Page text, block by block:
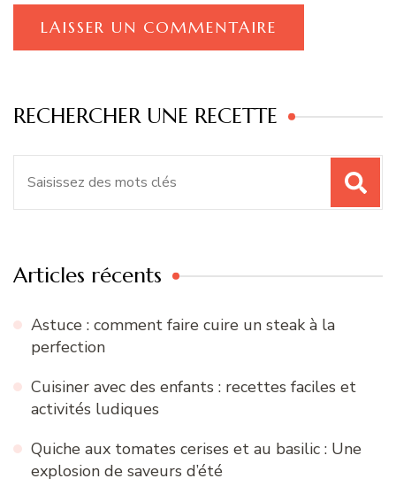
RECHERCHER UNE RECETTE
Articles récents
Astuce : comment faire cuire un steak à la
perfection
Cuisiner avec des enfants : recettes faciles et
activités ludiques
Quiche aux tomates cerises et au basilic : Une
explosion de saveurs d’été